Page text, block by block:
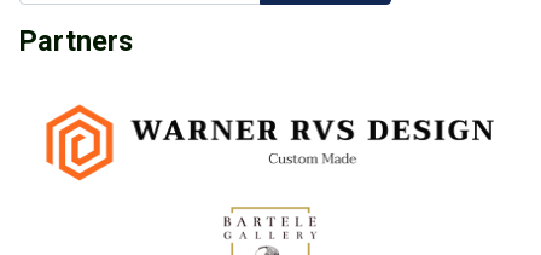
Partners